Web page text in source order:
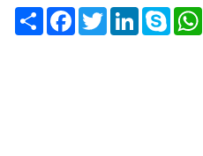
Share FacebookTwitterLinkedInSkype